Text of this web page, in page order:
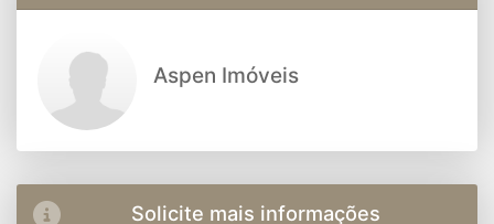
Aspen Imóveis
Solicite mais informações